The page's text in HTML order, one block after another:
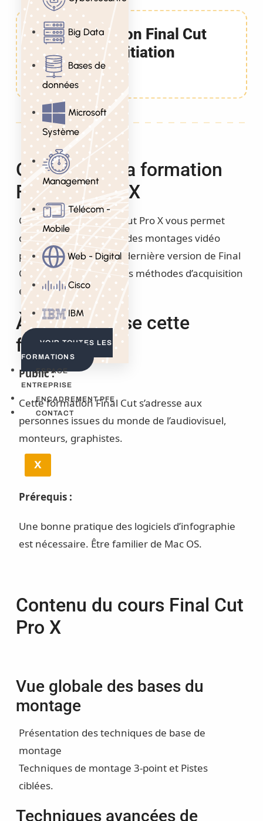
Big Data
Bases de
données
Microsoft
Système
Management
Télécom -
Mobile
Web - Digital
Cisco
IBM
VOIR TOUTES LES
FORMATIONS
ESPACE
ENTREPRISE
ENCADREMENT PFE
CONTACT
X
Formation Final Cut
Pro X Initiation
5 Jours
Objectifs de la formation
Final Cut Pro X
Cette formation Final Cut Pro X vous permet
d’apprendre à réaliser des montages vidéo
professionnels avec la dernière version de Final
Cut Pro et à identifier les méthodes d’acquisition
et de formats de fichier.
À qui s’adresse cette
formation ?
Public :
Cette formation Final Cut s’adresse aux
personnes issues du monde de l’audiovisuel,
monteurs, graphistes.
Prérequis :
Une bonne pratique des logiciels d’infographie
est nécessaire. Être familier de Mac OS.
Contenu du cours Final Cut
Pro X
Vue globale des bases du
montage
Présentation des techniques de base de
montage
Techniques de montage 3-point et Pistes
ciblées.
Techniques avancées de